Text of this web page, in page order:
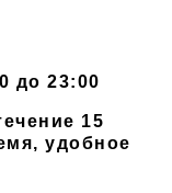
до 23:00
15
удобное